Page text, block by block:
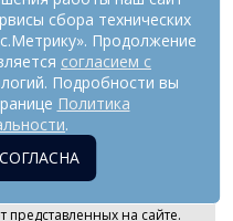
технологии
сбора,
относящихся к
«Интернет», находящихся
представленных на сайте.
сбора технических
Продолжение
согласием с
Подробности вы
Политика
.